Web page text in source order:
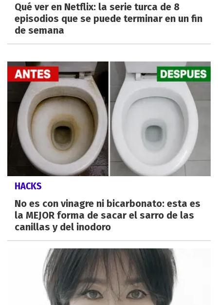
Qué ver en Netflix: la serie turca de 8
episodios que se puede terminar en un fin
de semana
HACKS
No es con vinagre ni bicarbonato: esta es
la MEJOR forma de sacar el sarro de las
canillas y del inodoro